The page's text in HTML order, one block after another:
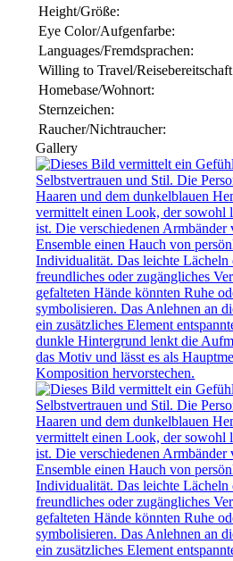
Height/Größe:
Eye Color/Aufgenfarbe:
Languages/Fremdsprachen:
Willing to Travel/Reisebereitschaft
Homebase/Wohnort:
Sternzeichen:
Raucher/Nichtraucher:
Gallery